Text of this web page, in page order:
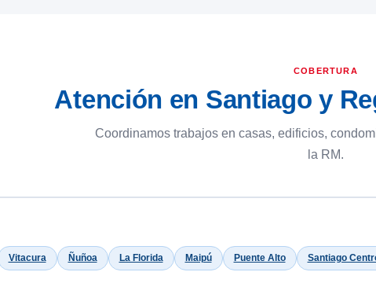
COBERTURA
Atención en Santiago y
Coordinamos trabajos en casas, edificios,
la RM.
Vitacura Ñuñoa La Florida Maipú Puente Alto Santiago